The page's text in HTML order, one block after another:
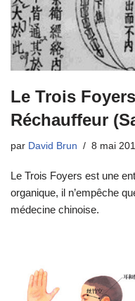
Le Trois
Réchauffeur
par David Brun 8 mai
Le Trois Foyers est une
organique, il n’empêche
médecine chinoise.